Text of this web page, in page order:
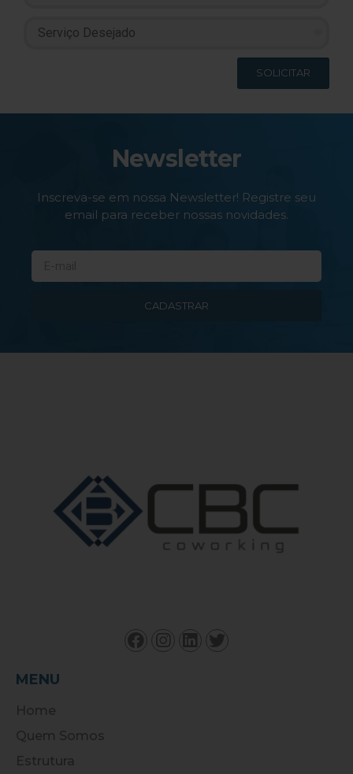
SOLICITAR
Newsletter
Inscreva-se em nossa Newsletter! Registre seu
email para receber nossas novidades.
CADASTRAR
MENU
Home
Quem Somos
Estrutura